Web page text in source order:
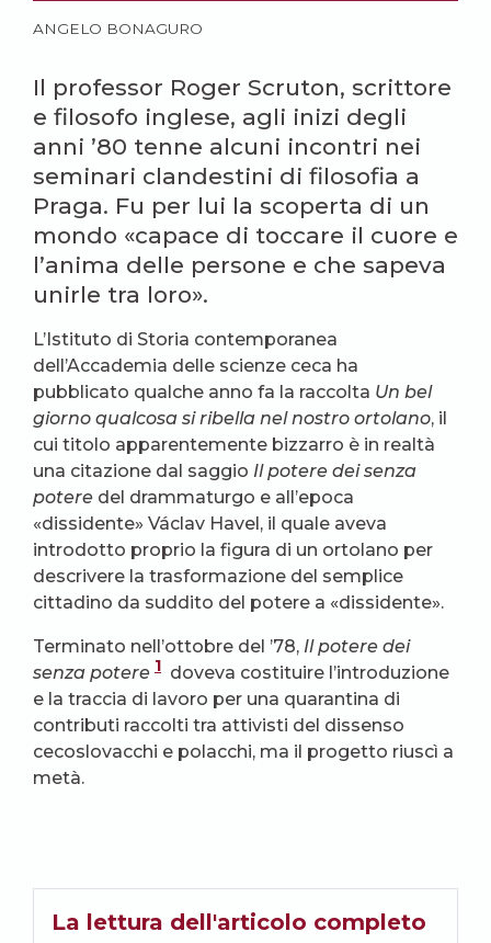
ANGELO BONAGURO
Il professor Roger Scruton, scrittore
e filosofo inglese, agli inizi degli
anni ’80 tenne alcuni incontri nei
seminari clandestini di filosofia a
Praga. Fu per lui la scoperta di un
mondo «capace di toccare il cuore e
l’anima delle persone e che sapeva
unirle tra loro».
L’Istituto di Storia contemporanea
dell’Accademia delle scienze ceca ha
pubblicato qualche anno fa la raccolta Un bel
giorno qualcosa si ribella nel nostro ortolano, il
cui titolo apparentemente bizzarro è in realtà
una citazione dal saggio Il potere dei senza
potere del drammaturgo e all’epoca
«dissidente» Václav Havel, il quale aveva
introdotto proprio la figura di un ortolano per
descrivere la trasformazione del semplice
cittadino da suddito del potere a «dissidente».
Terminato nell’ottobre del ’78, Il potere dei
senza potere 1 doveva costituire l’introduzione
e la traccia di lavoro per una quarantina di
contributi raccolti tra attivisti del dissenso
cecoslovacchi e polacchi, ma il progetto riuscì a
metà.
La lettura dell'articolo completo